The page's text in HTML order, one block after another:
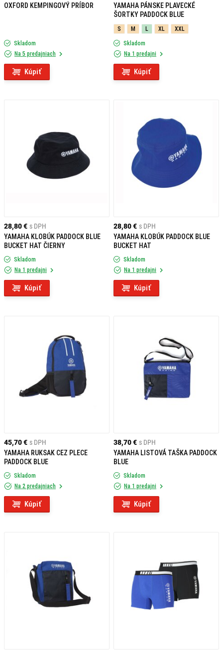
OXFORD KEMPINGOVÝ PRÍBOR
Skladom
Na 5 predajniach
Kúpiť
YAMAHA PÁNSKE PLAVECKÉ
ŠORTKY PADDOCK BLUE
S M L XL XXL
Skladom
Na 1 predajni
Kúpiť
28,80 € s DPH
YAMAHA KLOBÚK PADDOCK BLUE
BUCKET HAT ČIERNY
Skladom
Na 1 predajni
Kúpiť
28,80 € s DPH
YAMAHA KLOBÚK PADDOCK BLUE
BUCKET HAT
Skladom
Na 1 predajni
Kúpiť
45,70 € s DPH
YAMAHA RUKSAK CEZ PLECE
PADDOCK BLUE
Skladom
Na 2 predajniach
Kúpiť
38,70 € s DPH
YAMAHA LISTOVÁ TAŠKA PADDOCK
BLUE
Skladom
Na 1 predajni
Kúpiť